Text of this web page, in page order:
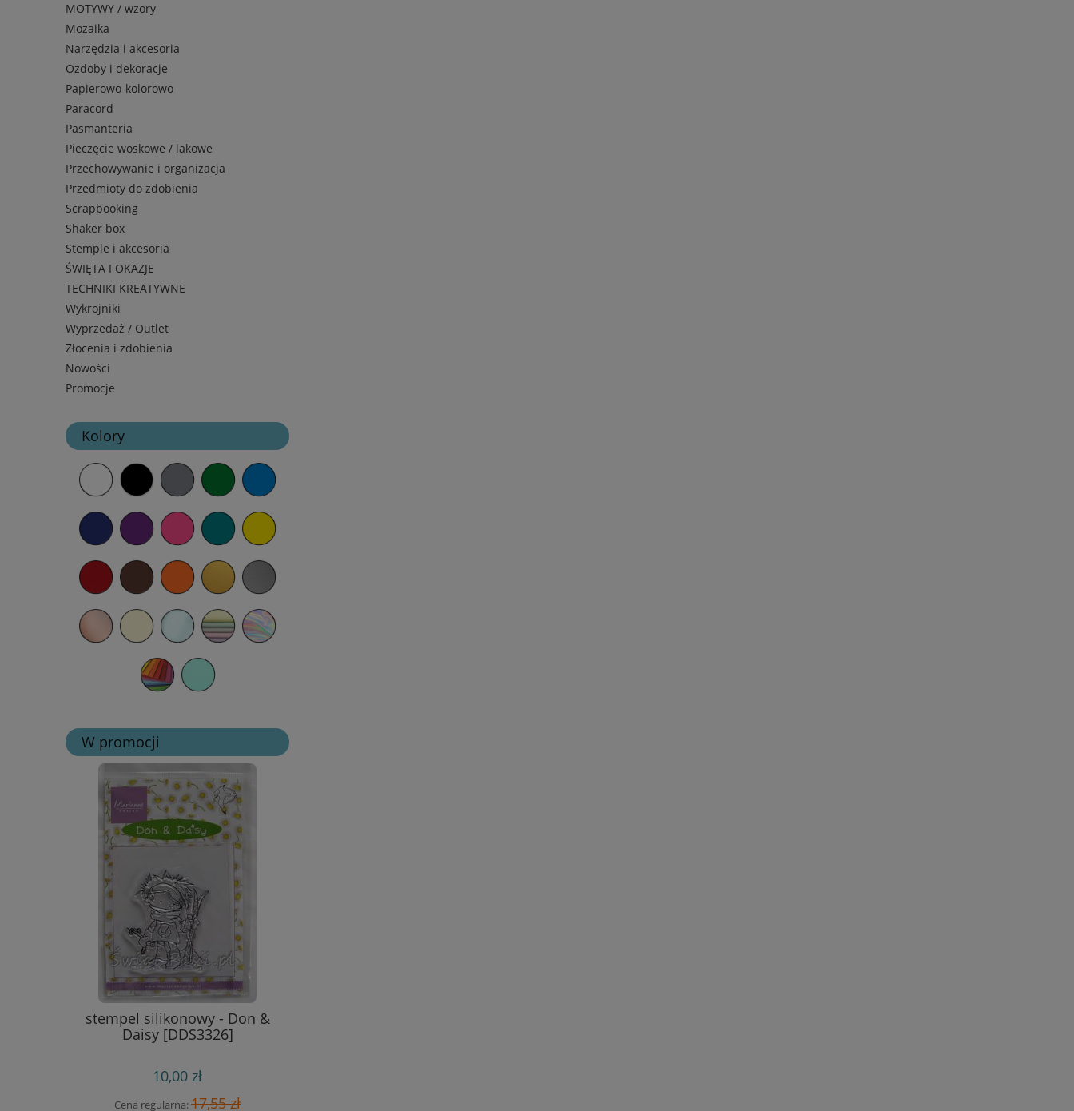
MOTYWY / wzory
Mozaika
Narzędzia i akcesoria
Ozdoby i dekoracje
Papierowo-kolorowo
Paracord
Pasmanteria
Pieczęcie woskowe / lakowe
Przechowywanie i organizacja
Przedmioty do zdobienia
Scrapbooking
Shaker box
Stemple i akcesoria
ŚWIĘTA I OKAZJE
TECHNIKI KREATYWNE
Wykrojniki
Wyprzedaż / Outlet
Złocenia i zdobienia
Nowości
Promocje
Kolory
W promocji
stempel silikonowy - Don &
Daisy [DDS3326]
10,00 zł
Cena regularna:17,55 zł